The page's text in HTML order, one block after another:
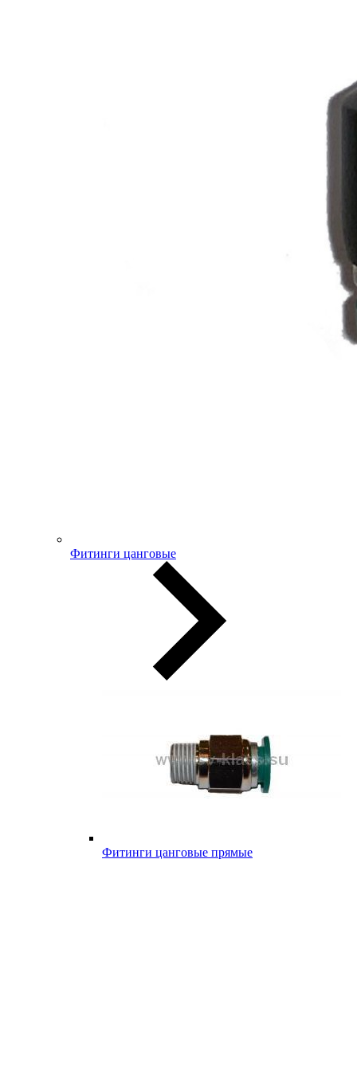
Фитинги цанговые
Фитинги цанговые прямые